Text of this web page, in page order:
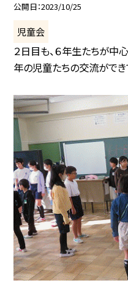
公開日 2023/10/25
児童会
２日目も、６年生たちが中
年の児童たちの交流ができ